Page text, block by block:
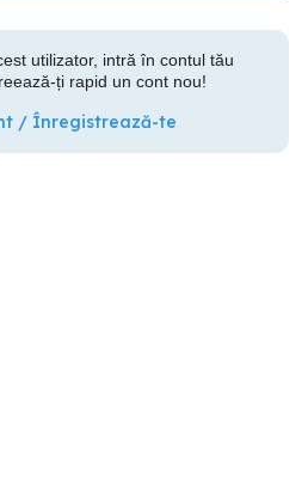
utilizator, intră în contul tău
ți rapid un cont nou!
/ Înregistrează-te